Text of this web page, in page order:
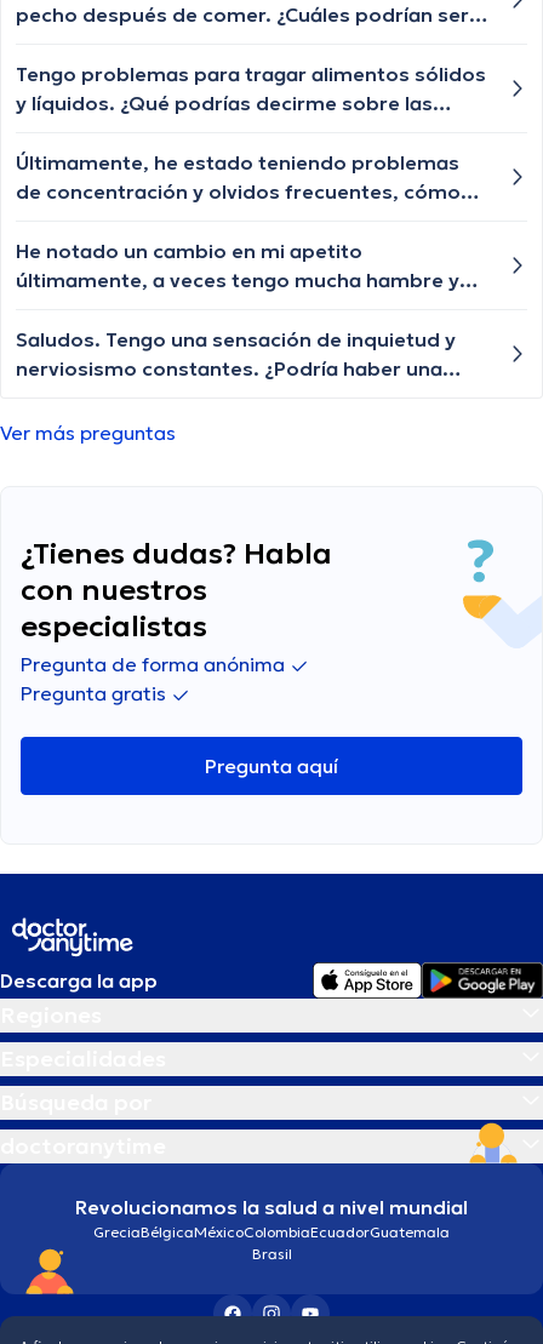
debería buscar orientación médica?
pecho después de comer. ¿Cuáles podrían ser
opresión y cuándo debería buscar atención
médica?
Tengo problemas para tragar alimentos sólidos
y líquidos. ¿Qué podrías decirme sobre las
buscar ayuda médica?
Últimamente, he estado teniendo problemas
de concentración y olvidos frecuentes, cómo
He notado un cambio en mi apetito
últimamente, a veces tengo mucha hambre y
podría estar pasando?
Saludos. Tengo una sensación de inquietud y
nerviosismo constantes. ¿Podría haber una
Ver más preguntas
¿Tienes dudas? Habla
con nuestros
especialistas
Pregunta de forma anónima
Pregunta gratis
Pregunta aquí
Descarga la app
Revolucionamos la salud a nivel mundial
GreciaBélgicaMéxicoColombiaEcuadorGuatemala
Brasil